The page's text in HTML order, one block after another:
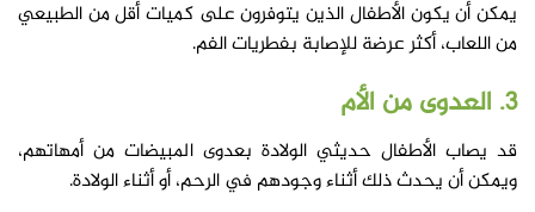
يمكن أن يكون الأطفال الذين يتوفرون على كميات أقل من الطبيعي
من اللعاب، أكثر عرضة للإصابة بفطريات الفم.
3. العدوى من الأم
قد يصاب الأطفال حديثي الولادة بعدوى المبيضات من أمهاتهم،
ويمكن أن يحدث ذلك أثناء وجودهم في الرحم، أو أثناء الولادة.